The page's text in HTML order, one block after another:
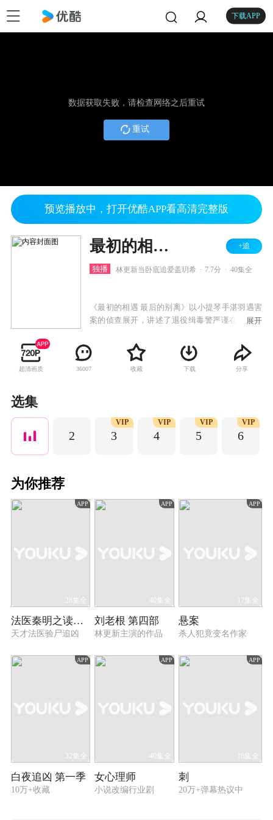
下载APP
数据获取失败，请检查网络之后重试
重试
预览播放中，打开优酷APP看高清完整版
最初的相遇 最后的别离 +追
独播 林更新当卧底追爱盖玥希 7.7分 40集全
《最初的相遇 最后的别离》以小提琴手湛羽遇害
案的侦查展开，讲述了退役缉毒警严谨在卧底贩
板季晓鸥相遇、相知、相爱，最后揭开层层迷
雾，与警方一起查出真凶的悬疑爱情故事。
展开
超清画质 36007 收藏 下载 分享
选集
2 3
VIP
4
VIP
5
VIP
6
VIP
为你推荐
APP
28集全
法医秦明之读心者
天才法医验尸追凶
APP
40集全
刘老根 第四部
林更新主演的作品
APP
17集全
悬案
杀人犯竟变名作家
APP
32集全
白夜追凶 第一季
10万+收藏
APP
40集全
女心理师
小说改编行业剧
APP
16集全
刺
20万+弹幕热议中